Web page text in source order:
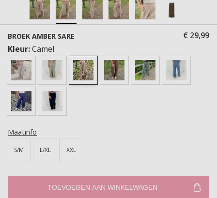
BROEK AMBER SARE
€ 29,99
Kleur:Camel
Maatinfo
S/M L/XL XXL
TOEVOEGEN AAN WINKELWAGEN